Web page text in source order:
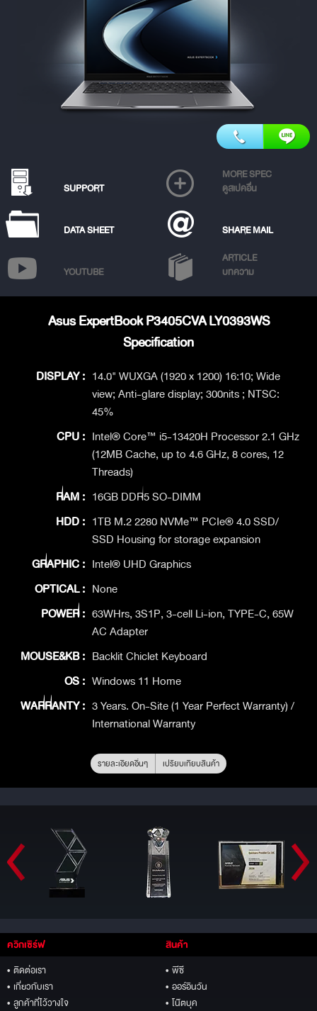
SUPPORT
MORE SPEC
ดูสเปคอื่น
DATA SHEET SHARE MAIL
YOUTUBE
ARTICLE
บทความ
Asus ExpertBook P3405CVA LY0393WS
Specification
DISPLAY : 14.0" WUXGA (1920 x 1200) 16:10; Wide
view; Anti-glare display; 300nits ; NTSC:
45%
CPU : Intel® Core™ i5-13420H Processor 2.1 GHz
(12MB Cache, up to 4.6 GHz, 8 cores, 12
Threads)
RAM : 16GB DDR5 SO-DIMM
HDD : 1TB M.2 2280 NVMe™ PCIe® 4.0 SSD/
SSD Housing for storage expansion
GRAPHIC : Intel® UHD Graphics
OPTICAL : None
POWER : 63WHrs, 3S1P, 3-cell Li-ion, TYPE-C, 65W
AC Adapter
MOUSE&KB : Backlit Chiclet Keyboard
OS : Windows 11 Home
WARRANTY : 3 Years. On-Site (1 Year Perfect Warranty) /
International Warranty
รายละเอียดอื่นๆ เปรียบเทียบสินค้า
ควิกเซิร์ฟ
• ติดต่อเรา
• เกี่ยวกับเรา
• ลูกค้าที่ไว้วางใจ
สินค้า
• พีซี
• ออร์อินวัน
• โน๊ตบุค